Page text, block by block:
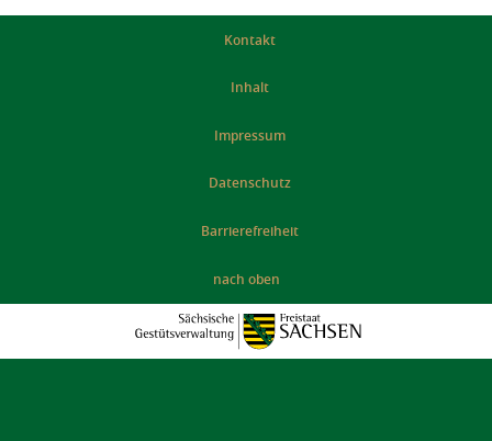
Kontakt
Inhalt
Impressum
Datenschutz
Barrierefreiheit
nach oben